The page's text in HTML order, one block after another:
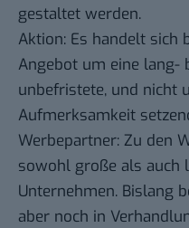
gestaltet werden.
Aktion: Es handelt sich
Angebot um eine lang-
unbefristete, und nicht
Aufmerksamkeit
Werbepartner: Zu den
sowohl große als auch
Unternehmen. Bislang
aber noch in